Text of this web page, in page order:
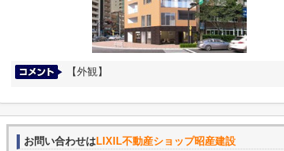
【外観】
お問い合わせはLIXIL不動産ショップ昭産建設